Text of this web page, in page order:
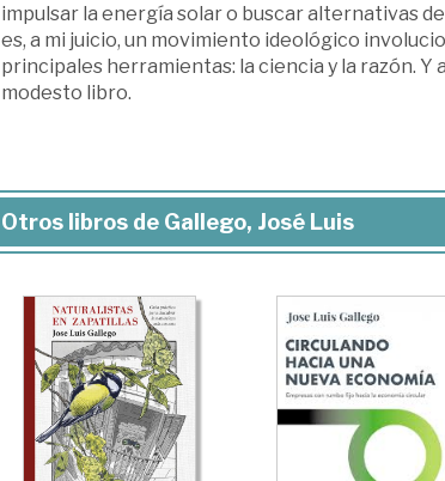
impulsar la energía solar o buscar alternativas
es, a mi juicio, un movimiento ideológico
principales herramientas: la ciencia y la razón.
modesto libro.
Otros libros de Gallego, José Luis